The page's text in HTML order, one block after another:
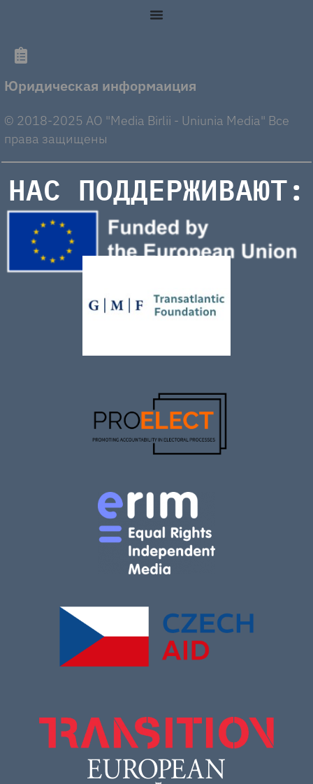
Юридическая информаиция
© 2018-2025 AO "Media Birlii - Uniunia Media" Все
права защищены
НАС ПОДДЕРЖИВАЮТ: